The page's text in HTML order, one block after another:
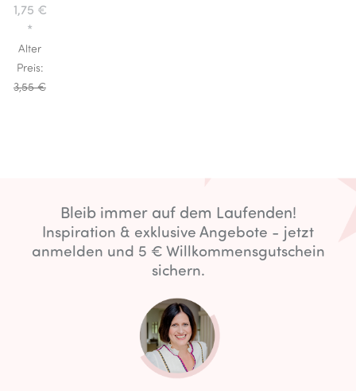
Kreidehalter
1,75 €
*
Alter
Preis:
3,55 €
Bleib immer auf dem Laufenden!
Inspiration & exklusive Angebote - jetzt
anmelden und 5 € Willkommensgutschein
sichern.